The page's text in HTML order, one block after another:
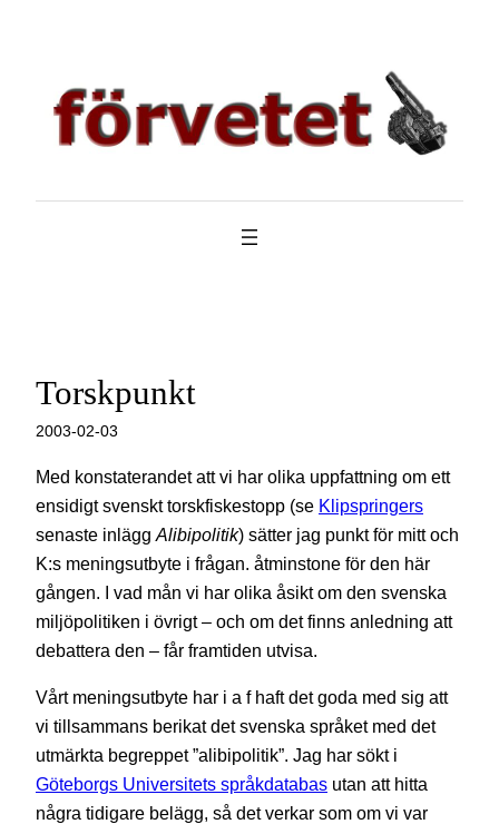
Torskpunkt
2003-02-03
Med konstaterandet att vi har olika uppfattning om ett
ensidigt svenskt torskfiskestopp (se Klipspringers
senaste inlägg Alibipolitik) sätter jag punkt för mitt och
K:s meningsutbyte i frågan. åtminstone för den här
gången. I vad mån vi har olika åsikt om den svenska
miljöpolitiken i övrigt – och om det finns anledning att
debattera den – får framtiden utvisa.
Vårt meningsutbyte har i a f haft det goda med sig att
vi tillsammans berikat det svenska språket med det
utmärkta begreppet ”alibipolitik”. Jag har sökt i
Göteborgs Universitets språkdatabas utan att hitta
några tidigare belägg, så det verkar som om vi var